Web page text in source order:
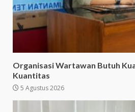
Organisasi Wartawan Butuh
Kuantitas
5 Agustus 2026